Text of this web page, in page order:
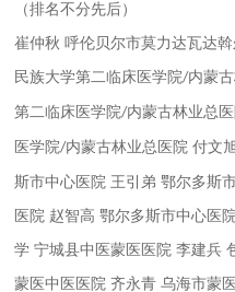
（排名不分先后）
崔仲秋 呼伦贝尔市莫力达瓦达
民族大学第二临床医学院/内蒙
第二临床医学院/内蒙古林业总
医学院/内蒙古林业总医院付文
斯市中心医院 王引弟 鄂尔多斯
医院 赵智高 鄂尔多斯市中心医
学 宁城县中医蒙医医院李建兵
蒙医中医医院齐永青 乌海市蒙